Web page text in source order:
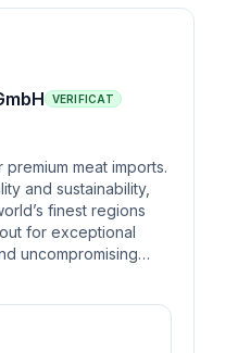
VERIFICAT
meat imports.
and sustainability,
finest regions
for exceptional
uncompromising…